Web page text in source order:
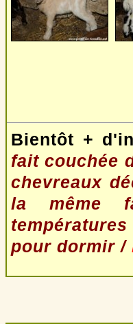
Bientôt +
fait couchée
chevreaux
la même
pour dormir /